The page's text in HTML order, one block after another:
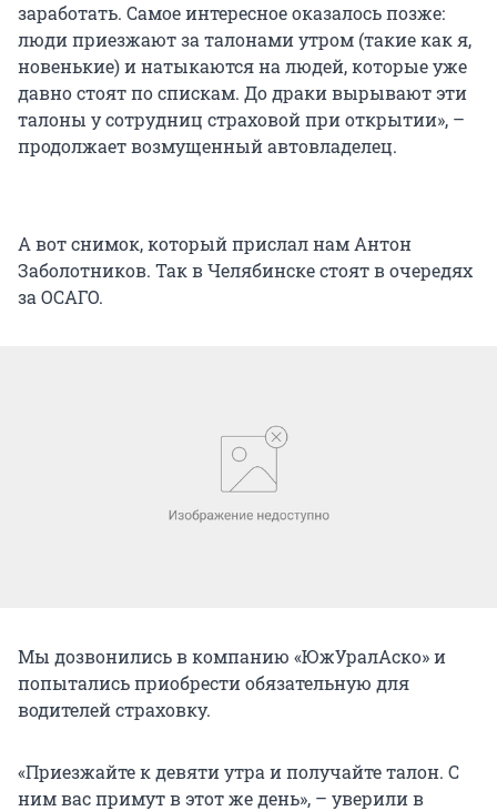
заработать. Самое интересное оказалось позже:
люди приезжают за талонами утром (такие как я,
новенькие) и натыкаются на людей, которые уже
давно стоят по спискам. До драки вырывают эти
талоны у сотрудниц страховой при открытии», –
продолжает возмущенный автовладелец.
А вот снимок, который прислал нам Антон
Заболотников. Так в Челябинске стоят в очередях
за ОСАГО.
Мы дозвонились в компанию «ЮжУралАско» и
попытались приобрести обязательную для
водителей страховку.
«Приезжайте к девяти утра и получайте талон. С
ним вас примут в этот же день», – уверили в